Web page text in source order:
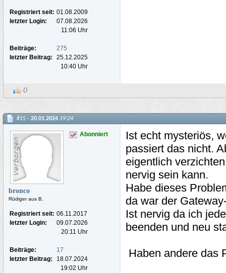
Registriert seit: 01.08.2009
letzter Login:
07.08.2026
11:06 Uhr
Beiträge:
275
letzter Beitrag:
25.12.2025
10:40 Uhr
0
#15 - 20.01.2024 19:24
Abonniert
bronco
Rüdiger aus B.
Registriert seit: 06.11.2017
letzter Login:
09.07.2026
20:11 Uhr
Beiträge:
17
letzter Beitrag:
18.07.2024
19:02 Uhr
Ist echt mysteriös,
passiert das nicht.
eigentlich
nervig sein kann.
Habe dieses
da war der
Ist nervig da ich
beenden und neu
Haben andere das